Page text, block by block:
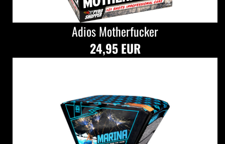
Adios Motherfucker
24,95 EUR